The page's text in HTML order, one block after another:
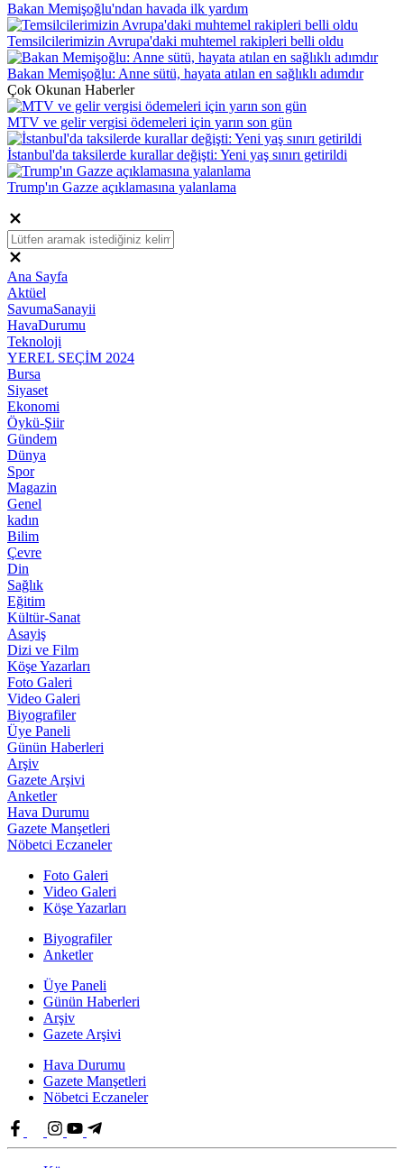
Bakan Memişoğlu'ndan havada ilk yardım
Temsilcilerimizin Avrupa'daki muhtemel rakipleri belli oldu
Bakan Memişoğlu: Anne sütü, hayata atılan en sağlıklı adımdır
Çok Okunan Haberler
MTV ve gelir vergisi ödemeleri için yarın son gün
İstanbul'da taksilerde kurallar değişti: Yeni yaş sınırı getirildi
Trump'ın Gazze açıklamasına yalanlama
Ana Sayfa
Aktüel
SavumaSanayii
HavaDurumu
Teknoloji
YEREL SEÇİM 2024
Bursa
Siyaset
Ekonomi
Öykü-Şiir
Gündem
Dünya
Spor
Magazin
Genel
kadın
Bilim
Çevre
Din
Sağlık
Eğitim
Kültür-Sanat
Asayiş
Dizi ve Film
Köşe Yazarları
Foto Galeri
Video Galeri
Biyografiler
Üye Paneli
Günün Haberleri
Arşiv
Gazete Arşivi
Anketler
Hava Durumu
Gazete Manşetleri
Nöbetci Eczaneler
Foto Galeri
Video Galeri
Köşe Yazarları
Biyografiler
Anketler
Üye Paneli
Günün Haberleri
Arşiv
Gazete Arşivi
Hava Durumu
Gazete Manşetleri
Nöbetci Eczaneler